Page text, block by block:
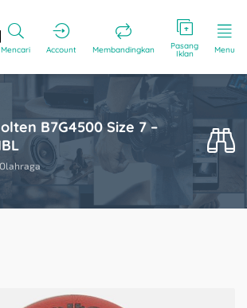
Mencari Account Membandingkan Pasang
Iklan Menu
B7G4500 Size 7 –
Olahraga